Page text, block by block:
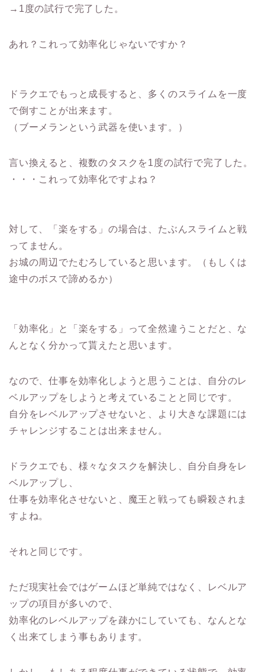
→1度の試行で完了した。
あれ？これって効率化じゃないですか？
ドラクエでもっと成長すると、多くのスライムを一度
で倒すことが出来ます。
（ブーメランという武器を使います。）
言い換えると、複数のタスクを1度の試行で完了した。
・・・これって効率化ですよね？
対して、「楽をする」の場合は、たぶんスライムと戦
ってません。
お城の周辺でたむろしていると思います。（もしくは
途中のボスで諦めるか）
「効率化」と「楽をする」って全然違うことだと、な
んとなく分かって貰えたと思います。
なので、仕事を効率化しようと思うことは、自分のレ
ベルアップをしようと考えていることと同じです。
自分をレベルアップさせないと、より大きな課題には
チャレンジすることは出来ません。
ドラクエでも、様々なタスクを解決し、自分自身をレ
ベルアップし、
仕事を効率化させないと、魔王と戦っても瞬殺されま
すよね。
それと同じです。
ただ現実社会ではゲームほど単純ではなく、レベルア
ップの項目が多いので、
効率化のレベルアップを疎かにしていても、なんとな
く出来てしまう事もあります。